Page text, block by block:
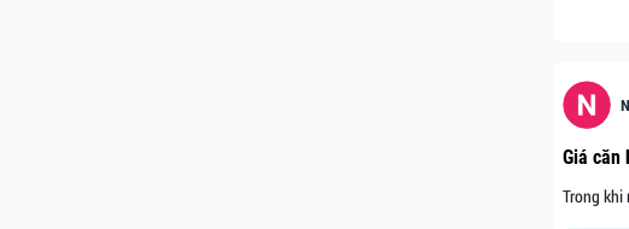
Giá căn
Trong